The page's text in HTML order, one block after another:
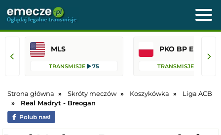
MLS
TRANSMISJE 75 TRANSMISJE
Strona główna Skróty meczów Koszykówka
Liga ACB
Real Madryt - Breogan
Polub nas!